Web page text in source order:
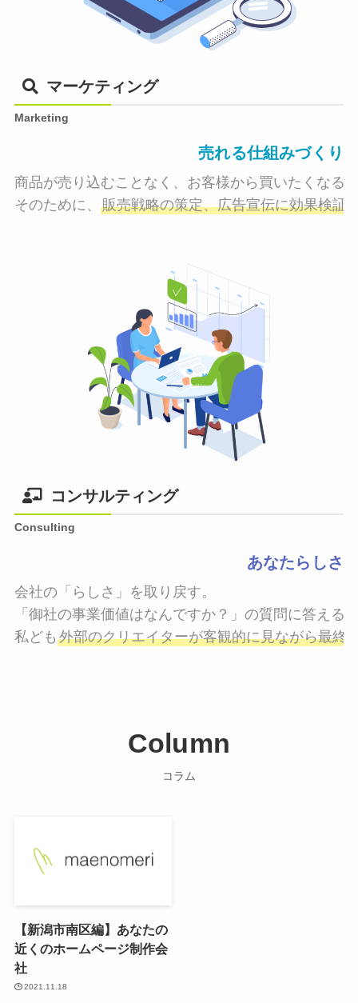
マーケティング
Marketing
売れる仕組みづくり
商品が売り込むことなく、お客様から買いたくなる
そのために、 販売戦略の策定、広告宣伝に効果検証
コンサルティング
Consulting
あなたらしさ
会社の「らしさ」を取り戻す。
「御社の事業価値はなんですか？」の質問に答える
私ども 外部のクリエイターが客観的に見ながら最終
Column
コラム
【新潟市南区編】あなたの
近くのホームページ制作会
社
2021.11.18